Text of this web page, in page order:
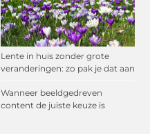
Lente in huis zonder grote
veranderingen: zo pak je dat aan
Wanneer beeldgedreven
content de juiste keuze is